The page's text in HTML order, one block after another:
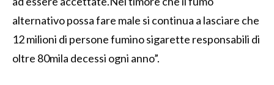
alternativo possa fare male si continua a lasciare che
12 milioni di persone fumino sigarette responsabili di
oltre 80mila decessi ogni anno”.